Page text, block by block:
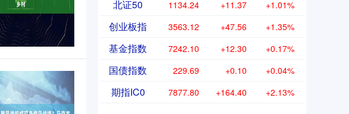
北证50 1134.24 +11.37 +1.01%
创业板指 3563.12 +47.56 +1.35%
基金指数 7242.10 +12.30 +0.17%
国债指数 229.69 +0.10 +0.04%
期指IC0 7877.80 +164.40 +2.13%